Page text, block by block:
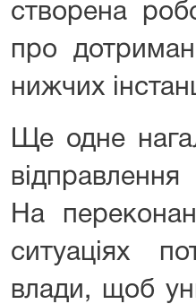
створена
про
нижчих
Ще одне
На
ситуаціях
влади, щоб